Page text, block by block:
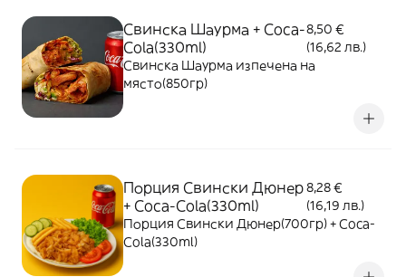
Свинска Шаурма + Coca-
Cola(330ml)
8,50 €
(16,62 лв.)
Свинска Шаурма изпечена на
място(850гр)
Порция Свински Дюнер
+ Coca-Cola(330ml)
8,28 €
(16,19 лв.)
Порция Свински Дюнер(700гр) + Coca-
Cola(330ml)